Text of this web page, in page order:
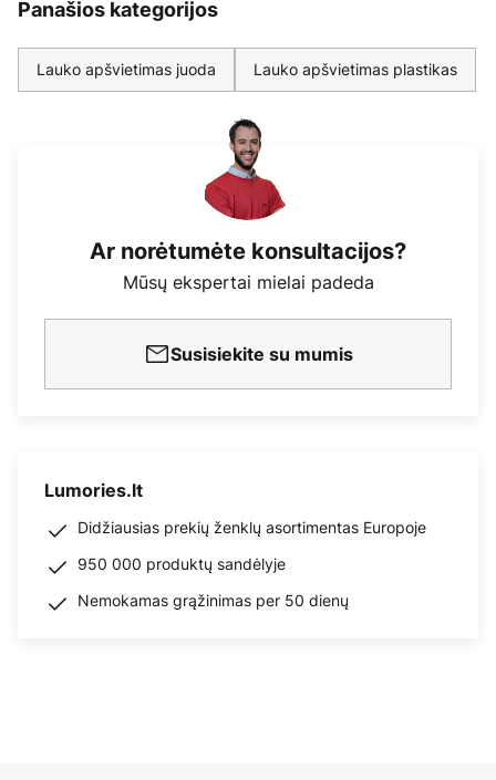
Panašios kategorijos
Lauko apšvietimas juoda Lauko apšvietimas plastikas
Ar norėtumėte konsultacijos?
Mūsų ekspertai mielai padeda
Susisiekite su mumis
Lumories.lt
Didžiausias prekių ženklų asortimentas Europoje
950 000 produktų sandėlyje
Nemokamas grąžinimas per 50 dienų